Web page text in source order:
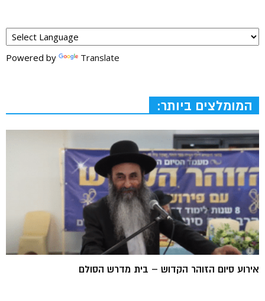
Powered by Translate
המומלצים ביותר:
אירוע סיום הזוהר הקדוש – בית מדרש הסולם